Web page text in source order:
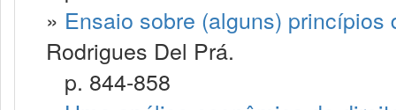
» Ensaio sobre (alguns) princípios
Rodrigues Del Prá.
p. 844-858